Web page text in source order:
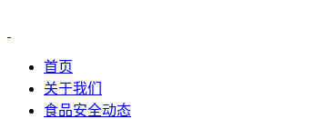
首页
关于我们
食品安全动态